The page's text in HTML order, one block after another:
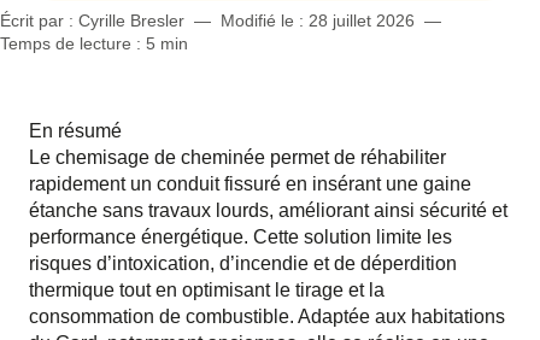
Écrit par : Cyrille Bresler — Modifié le : 28 juillet 2026 —
Temps de lecture : 5 min
En résumé
Le chemisage de cheminée permet de réhabiliter
rapidement un conduit fissuré en insérant une gaine
étanche sans travaux lourds, améliorant ainsi sécurité et
performance énergétique. Cette solution limite les
risques d’intoxication, d’incendie et de déperdition
thermique tout en optimisant le tirage et la
consommation de combustible. Adaptée aux habitations